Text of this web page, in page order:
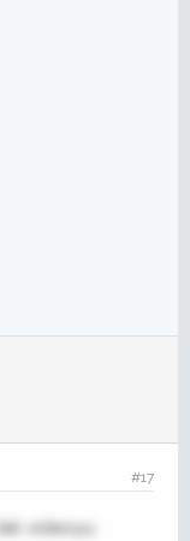
#17
videoyu